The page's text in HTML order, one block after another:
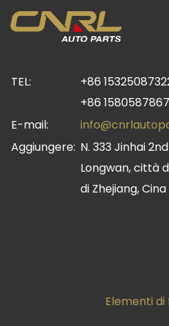
TEL:
+86
+86
E-mail:
Aggiungere: N. 333 Jinhai
Longwan, città
di Zhejiang, Cina
Elementi